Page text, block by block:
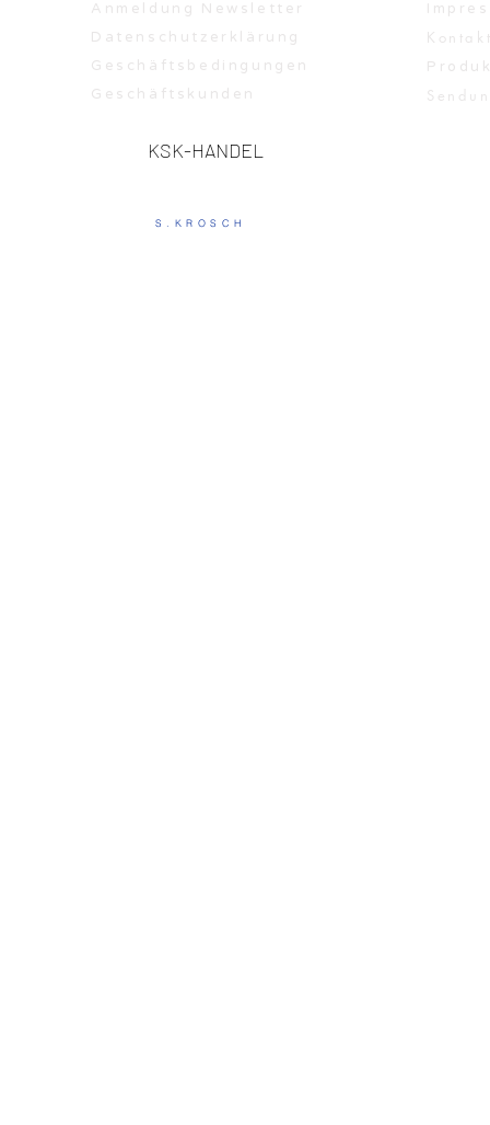
Anmeldung Newsletter
Datenschutzerklärung
Geschäftsbedingungen
Geschäftskunden
KSK-HANDEL
S.KROSCH